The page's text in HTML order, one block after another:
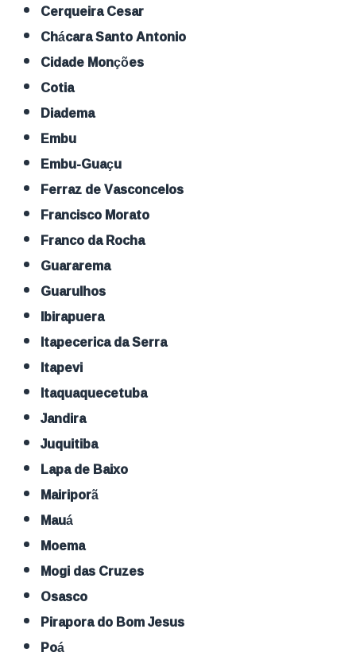
Cerqueira Cesar
Chácara Santo Antonio
Cidade Monções
Cotia
Diadema
Embu
Embu-Guaçu
Ferraz de Vasconcelos
Francisco Morato
Franco da Rocha
Guararema
Guarulhos
Ibirapuera
Itapecerica da Serra
Itapevi
Itaquaquecetuba
Jandira
Juquitiba
Lapa de Baixo
Mairiporã
Mauá
Moema
Mogi das Cruzes
Osasco
Pirapora do Bom Jesus
Poá